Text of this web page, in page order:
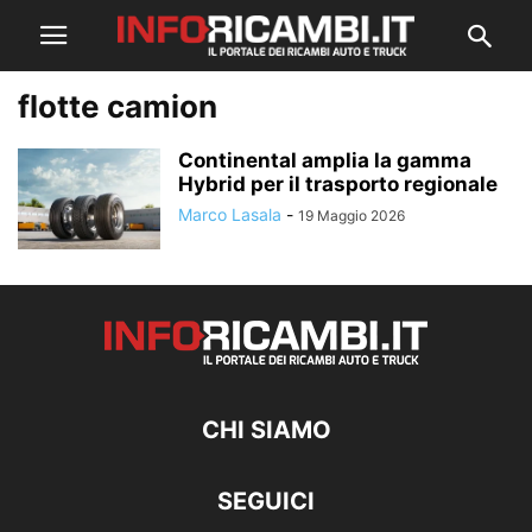
flotte camion
Continental amplia la gamma
Hybrid per il trasporto regionale
Marco Lasala - 19 Maggio 2026
CHI SIAMO
SEGUICI